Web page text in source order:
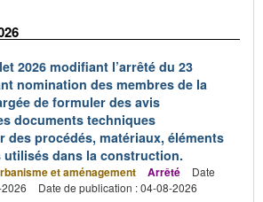
2026 modifiant l’arrêté du 23
nomination des membres de la
de formuler des avis
documents techniques
des procédés, matériaux, éléments
utilisés dans la construction.
et aménagement Arrêté
Date
Date de publication : 04-08-2026